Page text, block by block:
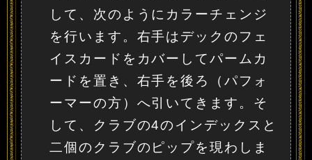
して、次のようにカラーチェンジ
を行います。右手はデックのフェ
イスカードをカバーしてパームカ
ードを置き、右手を後ろ（パフォ
ーマーの方）へ引いてきます。そ
して、クラブの4のインデックスと
二個のクラブのピップを現わしま